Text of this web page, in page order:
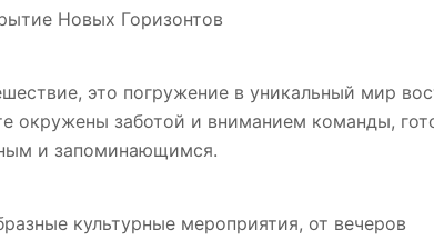
Новых Горизонтов
это погружение в уникальный мир
окружены заботой и вниманием команды,
и запоминающимся.
культурные мероприятия, от вечеров